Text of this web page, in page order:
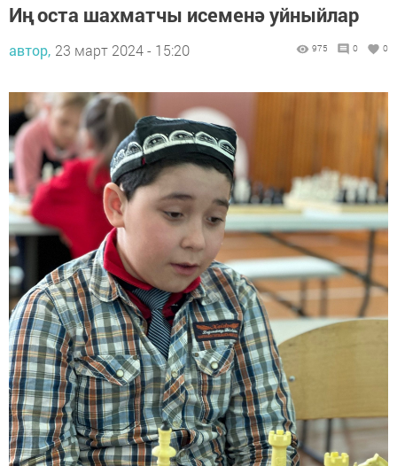
Иң оста шахматчы исеменә уйныйлар
автор, 23 март 2024 - 15:20 975 0 0